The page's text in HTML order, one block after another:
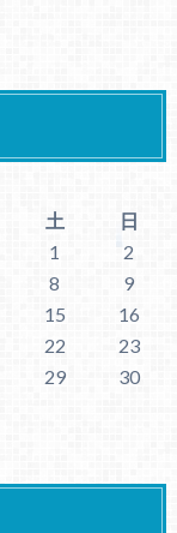
土 日
1
2
8
9
15
16
22
23
29
30